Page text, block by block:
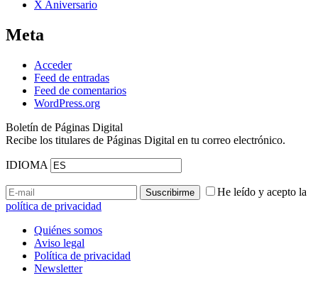
X Aniversario
Meta
Acceder
Feed de entradas
Feed de comentarios
WordPress.org
Boletín de Páginas Digital
Recibe los titulares de Páginas Digital en tu correo electrónico.
IDIOMA
He leído y acepto la
política de privacidad
Quiénes somos
Aviso legal
Política de privacidad
Newsletter